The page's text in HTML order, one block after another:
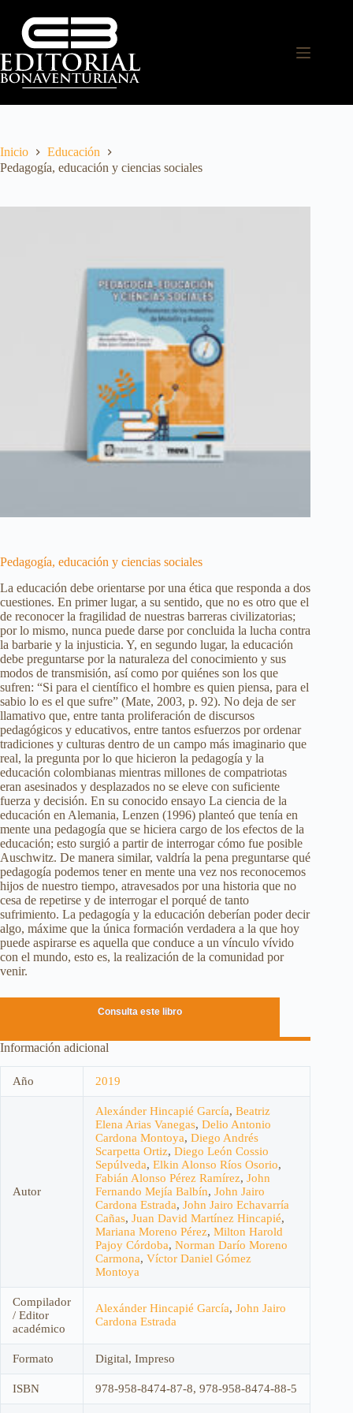
Inicio
Educación
Pedagogía, educación y ciencias sociales
Pedagogía, educación y ciencias sociales
La educación debe orientarse por una ética que responda a dos
cuestiones. En primer lugar, a su sentido, que no es otro que el
de reconocer la fragilidad de nuestras barreras civilizatorias;
por lo mismo, nunca puede darse por concluida la lucha contra
la barbarie y la injusticia. Y, en segundo lugar, la educación
debe preguntarse por la naturaleza del conocimiento y sus
modos de transmisión, así como por quiénes son los que
sufren: “Si para el científico el hombre es quien piensa, para el
sabio lo es el que sufre” (Mate, 2003, p. 92). No deja de ser
llamativo que, entre tanta proliferación de discursos
pedagógicos y educativos, entre tantos esfuerzos por ordenar
tradiciones y culturas dentro de un campo más imaginario que
real, la pregunta por lo que hicieron la pedagogía y la
educación colombianas mientras millones de compatriotas
eran asesinados y desplazados no se eleve con suficiente
fuerza y decisión. En su conocido ensayo La ciencia de la
educación en Alemania, Lenzen (1996) planteó que tenía en
mente una pedagogía que se hiciera cargo de los efectos de la
educación; esto surgió a partir de interrogar cómo fue posible
Auschwitz. De manera similar, valdría la pena preguntarse qué
pedagogía podemos tener en mente una vez nos reconocemos
hijos de nuestro tiempo, atravesados por una historia que no
cesa de repetirse y de interrogar el porqué de tanto
sufrimiento. La pedagogía y la educación deberían poder decir
algo, máxime que la única formación verdadera a la que hoy
puede aspirarse es aquella que conduce a un vínculo vívido
con el mundo, esto es, la realización de la comunidad por
venir.
Consulta este libro
Información adicional
Año 2019
Autor
Alexánder Hincapié García, Beatriz
Elena Arias Vanegas, Delio Antonio
Cardona Montoya, Diego Andrés
Scarpetta Ortiz, Diego León Cossio
Sepúlveda, Elkin Alonso Ríos Osorio,
Fabián Alonso Pérez Ramírez, John
Fernando Mejía Balbín, John Jairo
Cardona Estrada, John Jairo Echavarría
Cañas, Juan David Martínez Hincapié,
Mariana Moreno Pérez, Milton Harold
Pajoy Córdoba, Norman Darío Moreno
Carmona, Víctor Daniel Gómez
Montoya
Compilador
/ Editor
académico
Alexánder Hincapié García, John Jairo
Cardona Estrada
Formato Digital, Impreso
ISBN 978-958-8474-87-8, 978-958-8474-88-5